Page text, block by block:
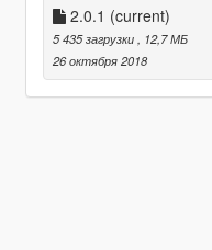
2.0.1 (current)
5 435 загрузки, 12,7 МБ
26 октября 2018